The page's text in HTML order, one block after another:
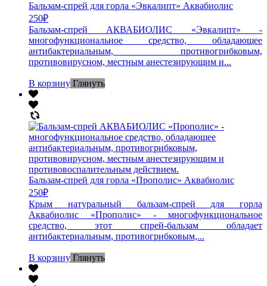
Бальзам-спрей для горла «Эвкалипт» Аквабиолис
250₽
Бальзам-спрей АКВАБИОЛИС «Эвкалипт» -
многофункциональное средство, обладающее
антибактериальным, противогрибковым,
противовирусном, местным анестезирующим и...
В корзину Глянуть
Бальзам-спрей для горла «Прополис» Аквабиолис
250₽
Крым натуральный бальзам-спрей для горла
Аквабиолис «Прополис» - многофункциональное
средство, этот спрей-бальзам обладает
антибактериальным, противогрибковым,...
В корзину Глянуть